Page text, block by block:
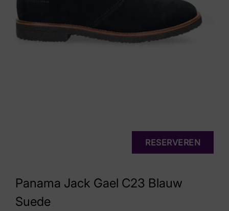
Panama Jack Gael C23 Blauw
Suede
RESERVEREN